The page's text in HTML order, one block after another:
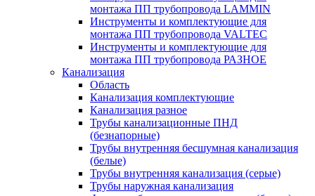
монтажа ПП трубопровода LAMMIN
Инструменты и комплектующие для
монтажа ПП трубопровода VALTEC
Инструменты и комплектующие для
монтажа ПП трубопровода РАЗНОЕ
Канализация
Область
Канализация комплектующие
Канализация разное
Трубы канализационные ПНД
(безнапорные)
Трубы внутренняя бесшумная канализация
(белые)
Трубы внутренняя канализация (серые)
Трубы наружная канализация